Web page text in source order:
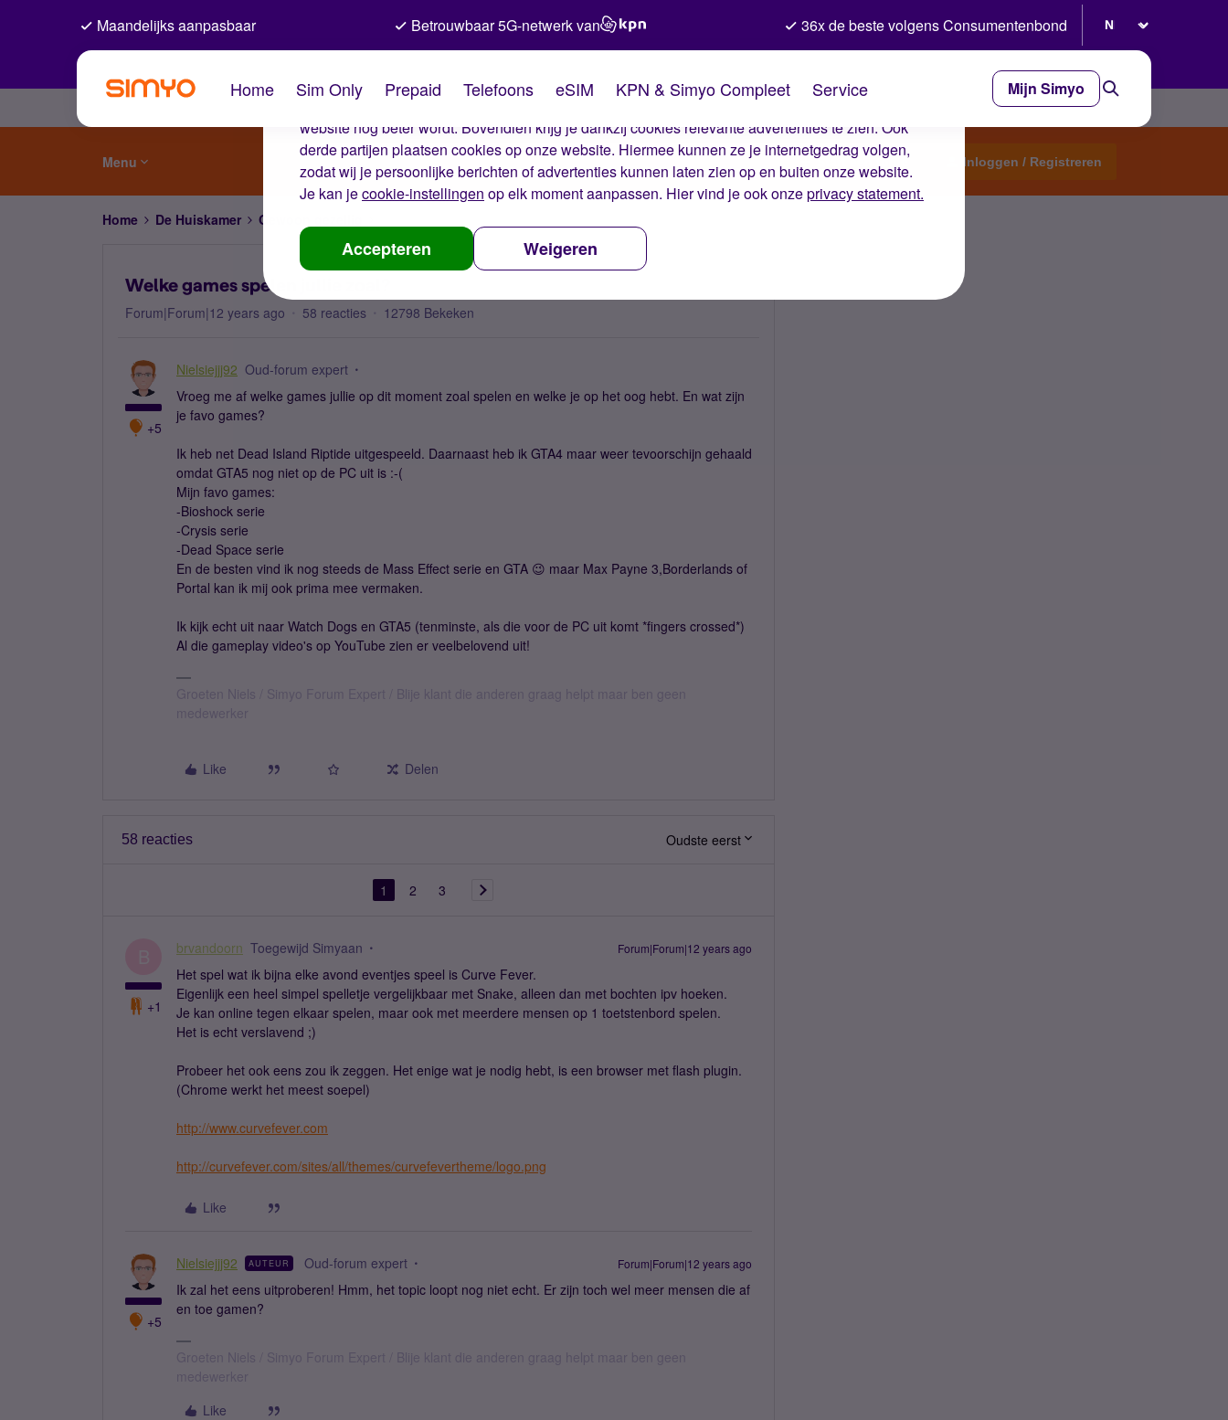
De cookies van Simyo
Wij gebruiken cookies op onze website. Met deze cookies zorgen wij ervoor dat je ervaring op de
website nog beter wordt. Bovendien krijg je dankzij cookies relevante advertenties te zien. Ook
derde partijen plaatsen cookies op onze website. Hiermee kunnen ze je internetgedrag volgen,
zodat wij je persoonlijke berichten of advertenties kunnen laten zien op en buiten onze website.
Je kan jecookie-instellingen op elk moment aanpassen. Hier vind je ook onzeprivacy statement.
Accepteren Weigeren
Maandelijks aanpasbaar Betrouwbaar 5G-netwerk van 36x de beste volgens Consumentenbond
Home Sim Only Prepaid Telefoons eSIM KPN & Simyo Compleet Service Mijn Simyo
Menu Start een topic Inloggen / Registreren
Home De Huiskamer Gewoon gezellig
Welke games spelen jullie zoal?
Forum|Forum|12 years ago 58 reacties 12798 Bekeken
+5
Nielsiejjj92 Oud-forum expert
Vroeg me af welke games jullie op dit moment zoal spelen en welke je op het oog hebt. En wat zijn
je favo games?
Ik heb net Dead Island Riptide uitgespeeld. Daarnaast heb ik GTA4 maar weer tevoorschijn gehaald
omdat GTA5 nog niet op de PC uit is :-(
Mijn favo games:
-Bioshock serie
-Crysis serie
-Dead Space serie
En de besten vind ik nog steeds de Mass Effect serie en GTA 😉 maar Max Payne 3,Borderlands of
Portal kan ik mij ook prima mee vermaken.
Ik kijk echt uit naar Watch Dogs en GTA5 (tenminste, als die voor de PC uit komt *fingers crossed*)
Al die gameplay video's op YouTube zien er veelbelovend uit!
Groeten Niels / Simyo Forum Expert / Blije klant die anderen graag helpt maar ben geen
medewerker
Like Delen
58 reacties Oudste eerst
1 2 3
+1
brvandoorn Toegewijd Simyaan Forum|Forum|12 years ago
Het spel wat ik bijna elke avond eventjes speel is Curve Fever.
Eigenlijk een heel simpel spelletje vergelijkbaar met Snake, alleen dan met bochten ipv hoeken.
Je kan online tegen elkaar spelen, maar ook met meerdere mensen op 1 toetstenbord spelen.
Het is echt verslavend ;)
Probeer het ook eens zou ik zeggen. Het enige wat je nodig hebt, is een browser met flash plugin.
(Chrome werkt het meest soepel)
http://www.curvefever.com
http://curvefever.com/sites/all/themes/curvefevertheme/logo.png
Like
+5
Nielsiejjj92 AUTEUR Oud-forum expert Forum|Forum|12 years ago
Ik zal het eens uitproberen! Hmm, het topic loopt nog niet echt. Er zijn toch wel meer mensen die af
en toe gamen?
Groeten Niels / Simyo Forum Expert / Blije klant die anderen graag helpt maar ben geen
medewerker
Like